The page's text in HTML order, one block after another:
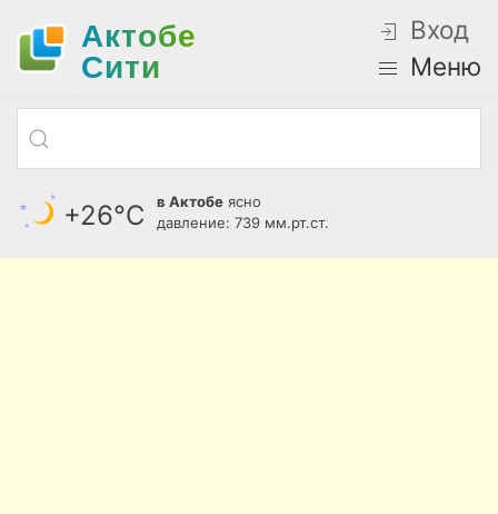
Актобе
Cити
Вход
Меню
+26°С в Актобе ясно
давление: 739 мм.рт.ст.